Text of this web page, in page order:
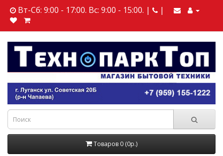
Вт-Сб: 9:00 - 17:00. Вс: 9:00 - 15:00. | |
Товаров 0 (0р.)